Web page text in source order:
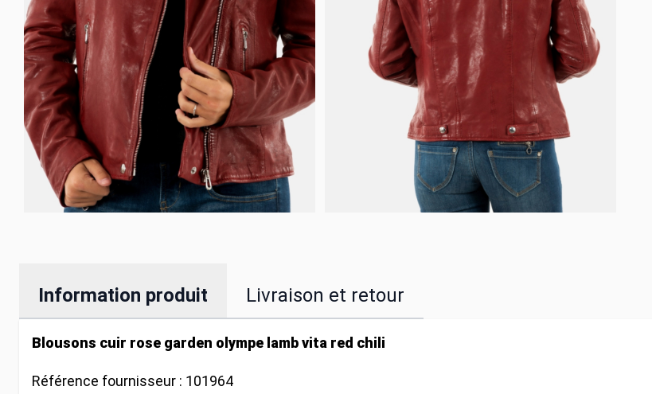
Information produit Livraison et retour
Blousons cuir rose garden olympe lamb vita red chili
Référence fournisseur : 101964